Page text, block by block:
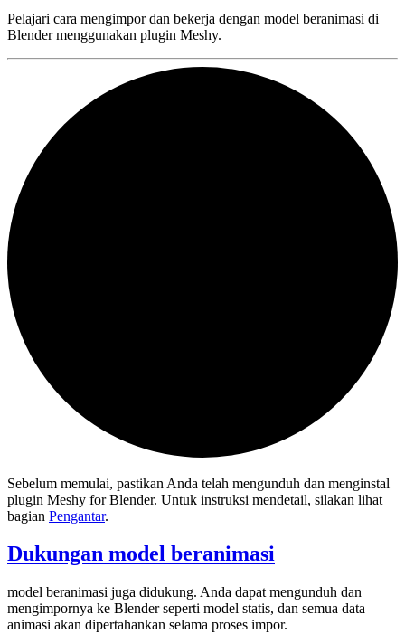
Pelajari cara mengimpor dan bekerja dengan model beranimasi di
Blender menggunakan plugin Meshy.
Sebelum memulai, pastikan Anda telah mengunduh dan menginstal
plugin Meshy for Blender. Untuk instruksi mendetail, silakan lihat
bagian Pengantar.
Dukungan model beranimasi
model beranimasi juga didukung. Anda dapat mengunduh dan
mengimpornya ke Blender seperti model statis, dan semua data
animasi akan dipertahankan selama proses impor.